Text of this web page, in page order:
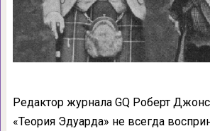
Редактор журнала GQ Роберт
«Теория Эдуарда» не всегда